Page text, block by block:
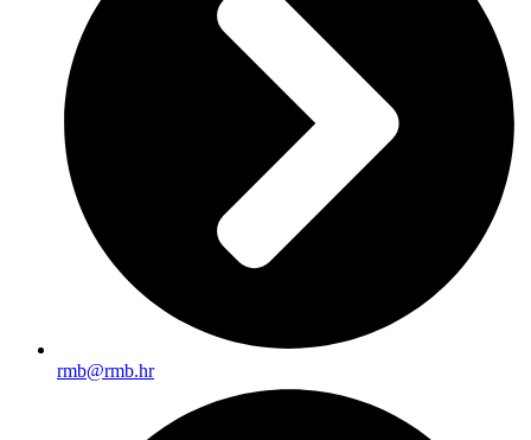
rmb@rmb.hr